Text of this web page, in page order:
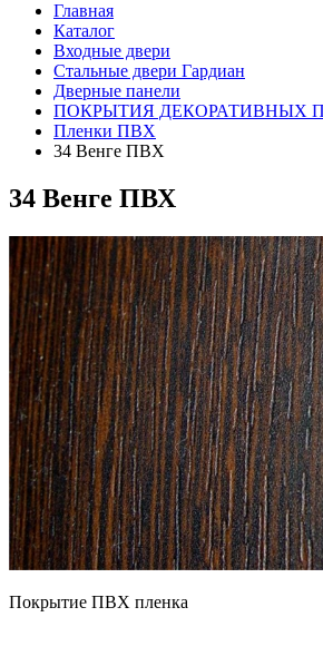
Главная
Каталог
Входные двери
Стальные двери Гардиан
Дверные панели
ПОКРЫТИЯ ДЕКОРАТИВНЫХ
Пленки ПВХ
34 Венге ПВХ
34 Венге ПВХ
Покрытие ПВХ пленка